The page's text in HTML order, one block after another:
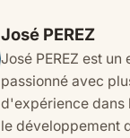
José PEREZ
José PEREZ est
passionné avec
d'expérience dans
le développement